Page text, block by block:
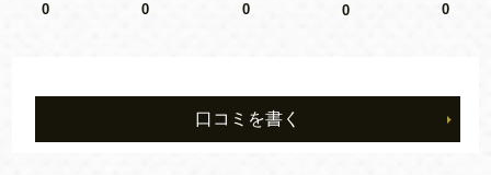
0
0
0
0
0
口コミを書く